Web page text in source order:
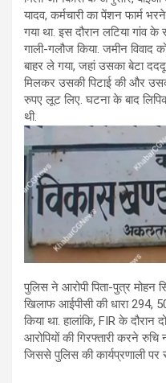
यादव, कर्मचारी का पेंशन फार्म
गया था. इस दौरान लटिया गांव
गाली-गलौज किया. जमीन
बाहर ले गया, जहां उसका बेटा
मिलकर उसकी पिटाई की और
रुपए लूट लिए. घटना के बाद
थी.
पुलिस ने आरोपी पिता-पुत्र मोहन
खिलाफ आईपीसी की धारा 294,
किया था. हालांकि, FIR के
आरोपियों की गिरफ्तारी करने
जिससे पुलिस की कार्यप्रणाली